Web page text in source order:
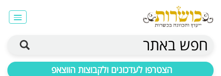
חפש באתר
הצטרפו לעדכונים ולקבוצות הווצאפ